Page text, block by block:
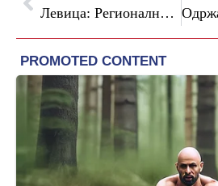
Левица: Регионалните патишта се распаѓаат под товарот на претоварени камиони